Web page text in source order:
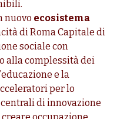
nuovo ecosistema
di Roma Capitale di
sociale con
alla complessità dei
e la
per lo
di innovazione